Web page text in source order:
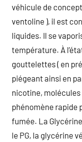
véhicule de
ventoline ), il est
liquides. Il se
température. À
gouttelettes ( en
piégeant ainsi en
nicotine, molécules
phénomène rapide
fumée. La
le PG, la glycérine